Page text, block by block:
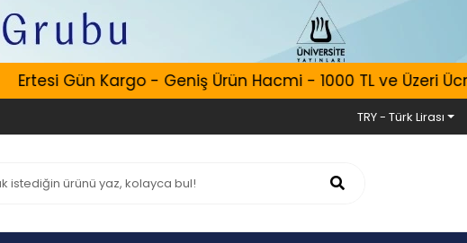
Ertesi Gün Kargo - Geniş Ürün Hacmi - 1000 TL ve Üzeri
TRY - Türk Lirası